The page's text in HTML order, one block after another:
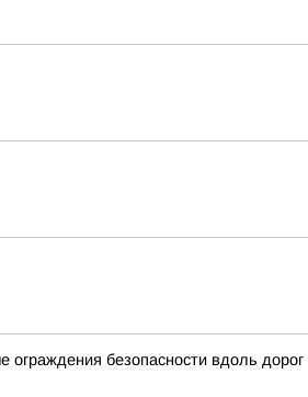
безопасности вдоль дорог